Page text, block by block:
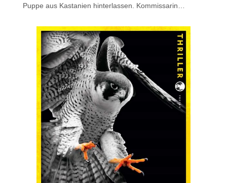
Puppe aus Kastanien hinterlassen. Kommissarin…